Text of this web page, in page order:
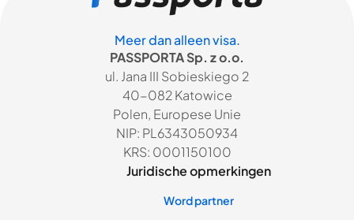
Meer dan alleen visa.
PASSPORTA Sp. z o.o.
ul. Jana III Sobieskiego 2
40-082 Katowice
Polen, Europese Unie
NIP: PL6343050934
KRS: 0001150100
Juridische opmerkingen
Word partner